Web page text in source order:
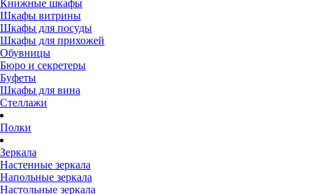
Книжные шкафы
Шкафы витрины
Шкафы для посуды
Шкафы для прихожей
Обувницы
Бюро и секретеры
Буфеты
Шкафы для вина
Стеллажи
Полки
Зеркала
Настенные зеркала
Напольные зеркала
Настольные зеркала